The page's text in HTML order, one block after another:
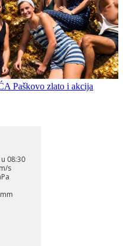
Paškovo zlato i akcija